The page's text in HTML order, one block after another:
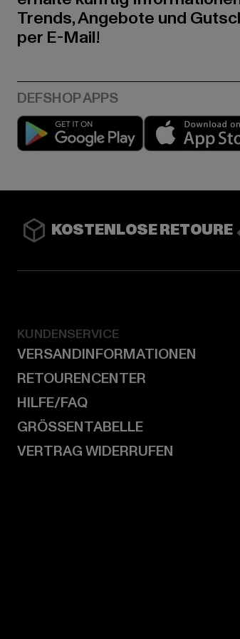
Trends, Angebote und
per E-Mail!
Play market
KOSTENLOSE RETOURE
KUNDENSERVICE
VERSANDINFORMATIONEN
RETOURENCENTER
HILFE/FAQ
GRÖSSENTABELLE
VERTRAG WIDERRUFEN